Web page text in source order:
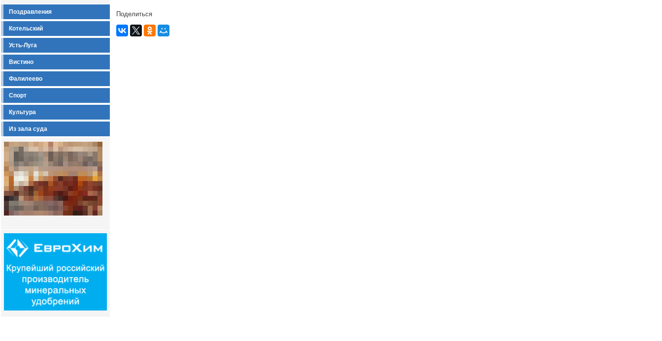
Поздравления
Котельский
Усть-Луга
Вистино
Фалилеево
Спорт
Культура
Из зала суда
Поделиться